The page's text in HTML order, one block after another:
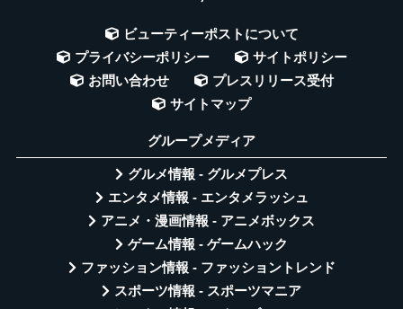
ビューティーポストについて
プライバシーポリシー
サイトポリシー
お問い合わせ
プレスリリース受付
サイトマップ
グループメディア
グルメ情報 - グルメプレス
エンタメ情報 - エンタメラッシュ
アニメ・漫画情報 - アニメボックス
ゲーム情報 - ゲームハック
ファッション情報 - ファッショントレンド
スポーツ情報 - スポーツマニア